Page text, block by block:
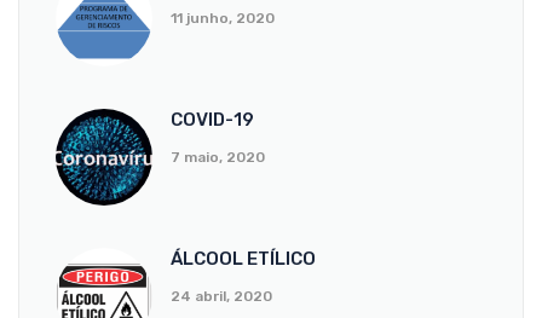
11 junho, 2020
COVID-19
7 maio, 2020
ÁLCOOL ETÍLICO
24 abril, 2020